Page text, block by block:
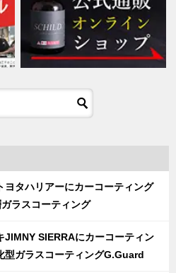
ヨタハリアーにカーコーティング
ラスコーティング
JIMNY SIERRAにカーコーティン
型ガラスコーティングG.Guard